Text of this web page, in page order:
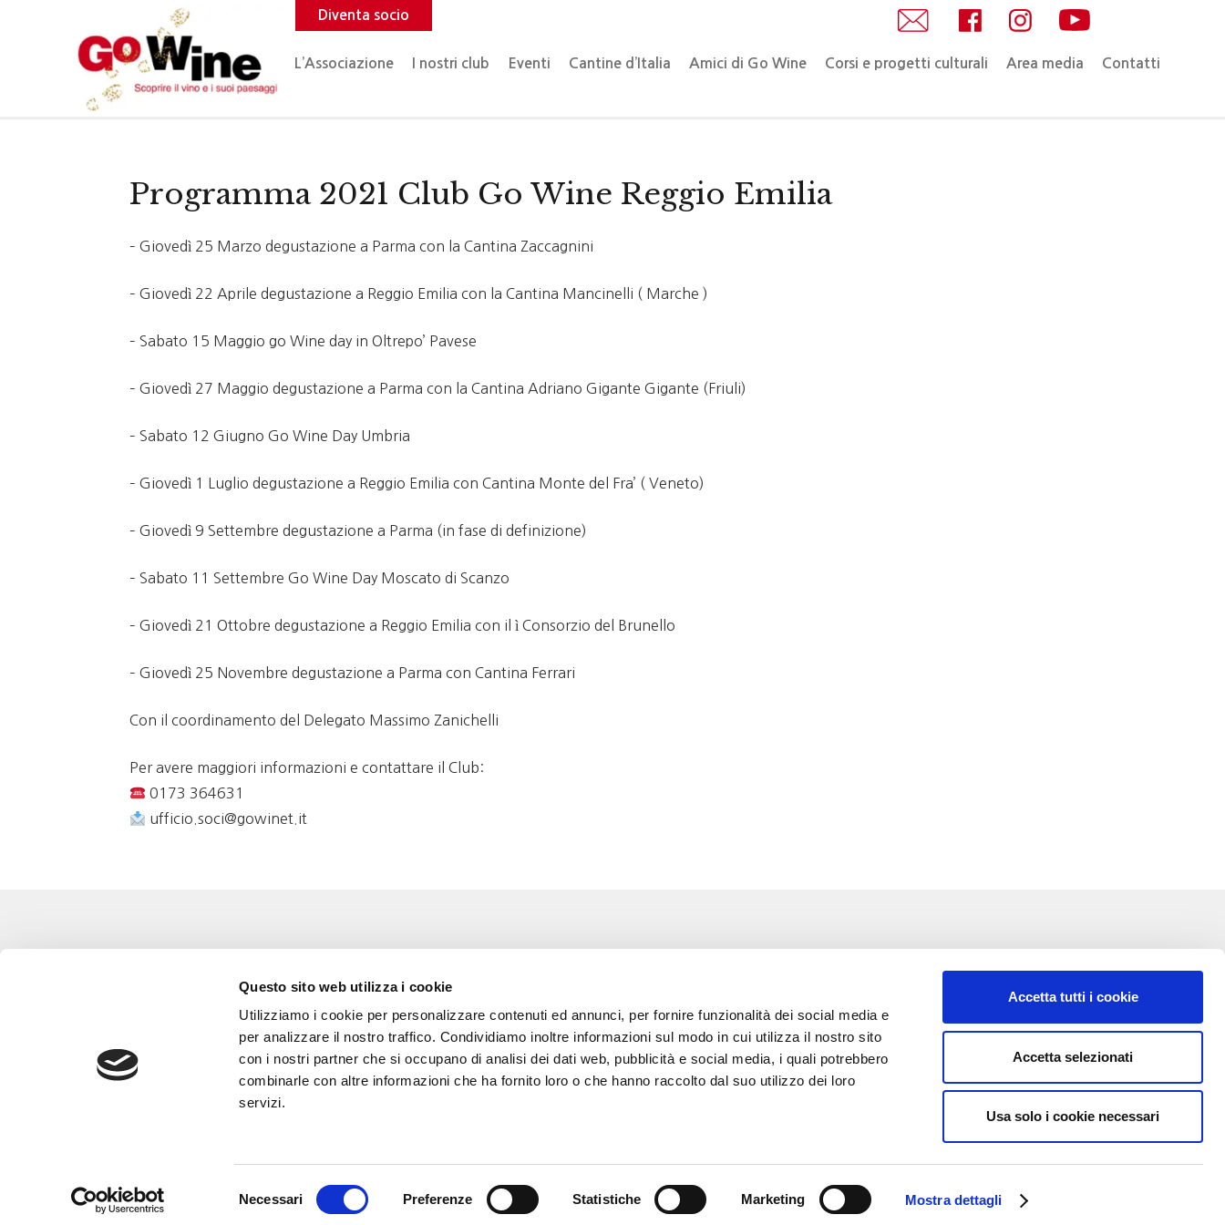
Questo sito web utilizza i cookie
Utilizziamo i cookie per personalizzare contenuti ed annunci, per fornire funzionalità dei social media e
per analizzare il nostro traffico. Condividiamo inoltre informazioni sul modo in cui utilizza il nostro sito
con i nostri partner che si occupano di analisi dei dati web, pubblicità e social media, i quali potrebbero
combinarle con altre informazioni che ha fornito loro o che hanno raccolto dal suo utilizzo dei loro
servizi.
Necessari Preferenze Statistiche Marketing Mostra dettagli
Accetta tutti i cookie
Accetta selezionati
Usa solo i cookie necessari
Diventa socio
L’Associazione I nostri club Eventi Cantine d’Italia Amici di Go Wine Corsi e progetti culturali Area media Contatti
Programma 2021 Club Go Wine Reggio Emilia
– Giovedì 25 Marzo degustazione a Parma con la Cantina Zaccagnini
– Giovedì 22 Aprile degustazione a Reggio Emilia con la Cantina Mancinelli ( Marche )
– Sabato 15 Maggio go Wine day in Oltrepo’ Pavese
– Giovedì 27 Maggio degustazione a Parma con la Cantina Adriano Gigante Gigante (Friuli)
– Sabato 12 Giugno Go Wine Day Umbria
– Giovedì 1 Luglio degustazione a Reggio Emilia con Cantina Monte del Fra’ ( Veneto)
– Giovedì 9 Settembre degustazione a Parma (in fase di definizione)
– Sabato 11 Settembre Go Wine Day Moscato di Scanzo
– Giovedì 21 Ottobre degustazione a Reggio Emilia con il ì Consorzio del Brunello
– Giovedì 25 Novembre degustazione a Parma con Cantina Ferrari
Con il coordinamento del Delegato Massimo Zanichelli
Per avere maggiori informazioni e contattare il Club:
0173 364631
ufficio.soci@gowinet.it
Corsi e Progetti culturali
Cookie policy
L’associazione
Gli amici di Go Wine
Area stampa
12051 Alba (Cn)
tel. +39 0173 364631
Codice fiscale e P.IVA: